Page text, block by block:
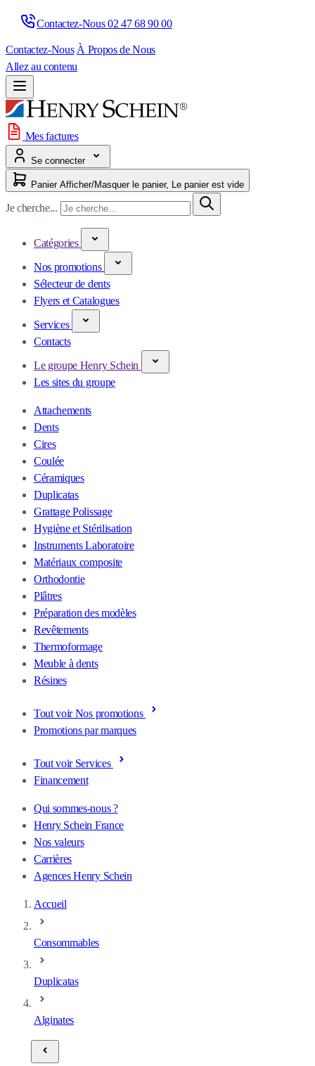
Contactez-Nous 02 47 68 90 00
Contactez-Nous À Propos de Nous
Allez au contenu
Mes factures
Se connecter
Panier Afficher/Masquer le panier, Le panier est vide
Je cherche...
Catégories
Nos promotions
Sélecteur de dents
Flyers et Catalogues
Services
Contacts
Le groupe Henry Schein
Les sites du groupe
Attachements
Dents
Cires
Coulée
Céramiques
Duplicatas
Grattage Polissage
Hygiène et Stérilisation
Instruments Laboratoire
Matériaux composite
Orthodontie
Plâtres
Préparation des modèles
Revêtements
Thermoformage
Meuble à dents
Résines
Tout voir Nos promotions
Promotions par marques
Tout voir Services
Financement
Qui sommes-nous ?
Henry Schein France
Nos valeurs
Carrières
Agences Henry Schein
Accueil
Consommables
Duplicatas
Alginates